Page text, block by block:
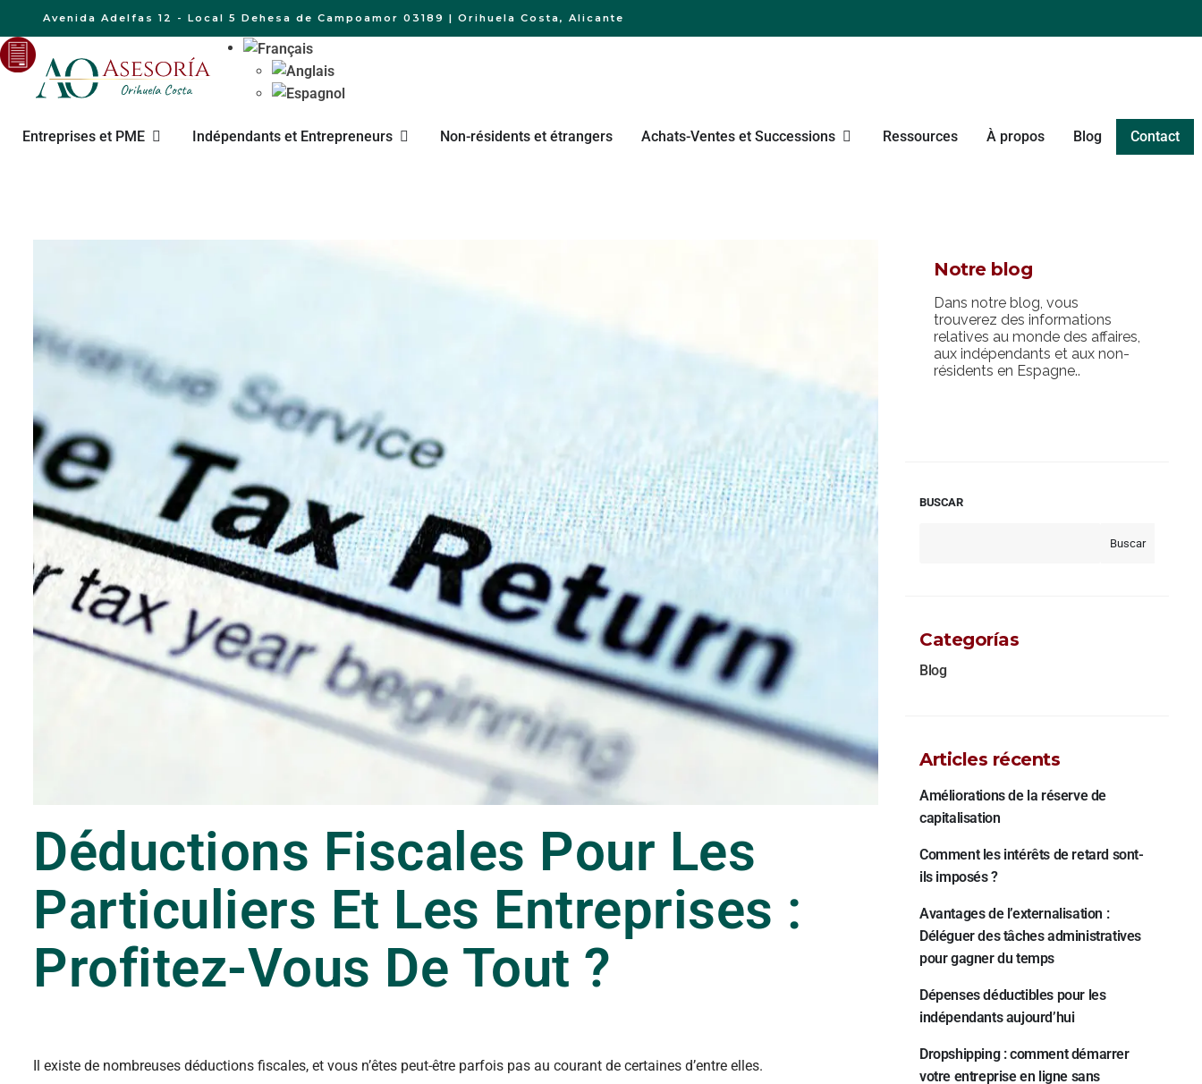
Avenida Adelfas 12 - Local 5 Dehesa de Campoamor 03189 | Orihuela Costa, Alicante
Entreprises et PME Indépendants et Entrepreneurs Non-résidents et étrangers Achats-Ventes et Successions Ressources À propos Blog Contact
Déductions Fiscales Pour Les
Particuliers Et Les Entreprises :
Profitez-Vous De Tout ?
Il existe de nombreuses déductions fiscales, et vous n’êtes peut-être parfois pas au courant de certaines d’entre elles.
Notre blog
Dans notre blog, vous
trouverez des informations
relatives au monde des affaires,
aux indépendants et aux non-
résidents en Espagne..
BUSCAR
Buscar
Categorías
Blog
Articles récents
Améliorations de la réserve de
capitalisation
Comment les intérêts de retard sont-
ils imposés ?
Avantages de l’externalisation :
Déléguer des tâches administratives
pour gagner du temps
Dépenses déductibles pour les
indépendants aujourd’hui
Dropshipping : comment démarrer
votre entreprise en ligne sans